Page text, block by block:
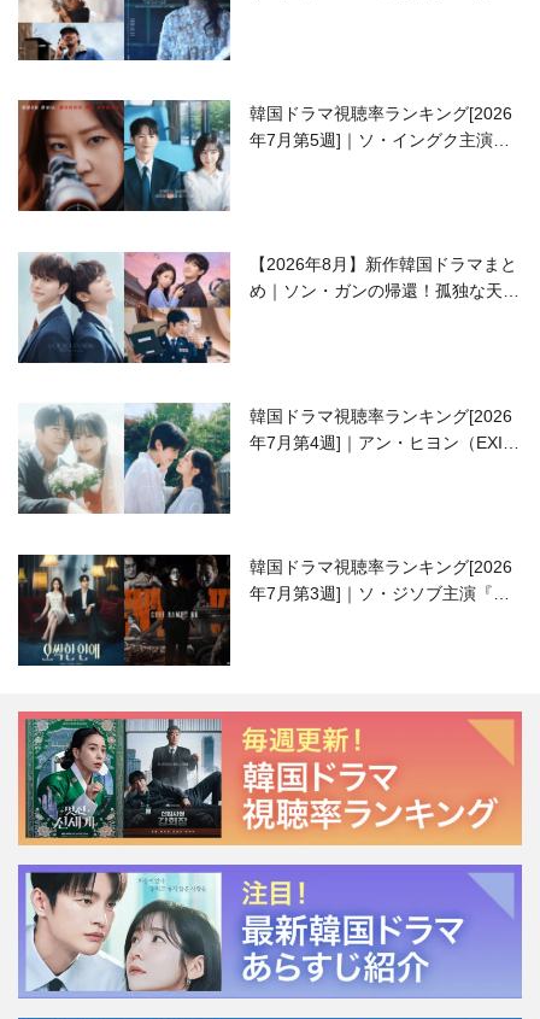
韓国ドラマ視聴率ランキング[2026
年7月第5週]｜ソ・イングク主演の
【2026年8月】新作韓国ドラマまと
め｜ソン・ガンの帰還！孤独な天才
韓国ドラマ視聴率ランキング[2026
年7月第4週]｜アン・ヒヨン（EXID
韓国ドラマ視聴率ランキング[2026
年7月第3週]｜ソ・ジソブ主演『エ